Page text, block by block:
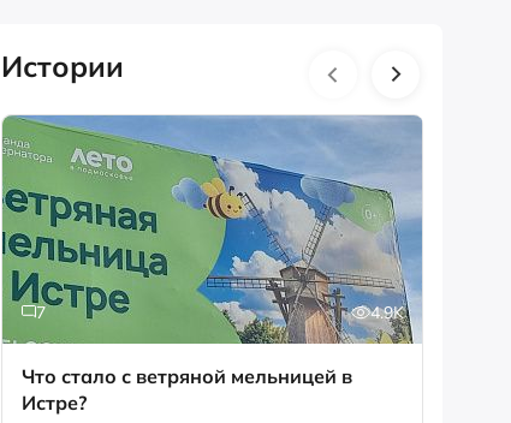
Истории
7 4.9K
Что стало с ветряной мельницей в
Истре?